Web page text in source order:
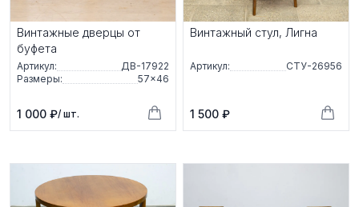
Винтажные дверцы от
буфета
Артикул:
ДВ-17922
Размеры:
57×46
1 000 ₽/ шт.
Винтажный стул, Лигна
Артикул: СТУ-26956
1 500 ₽